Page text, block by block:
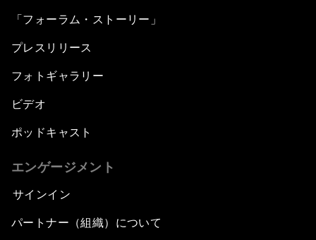
「フォーラム・ストーリー」
プレスリリース
フォトギャラリー
ビデオ
ポッドキャスト
エンゲージメント
サインイン
パートナー（組織）について